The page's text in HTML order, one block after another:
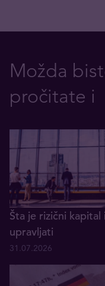
Možda
pročitate i
Šta je rizični kapital
upravljati
31.07.2026